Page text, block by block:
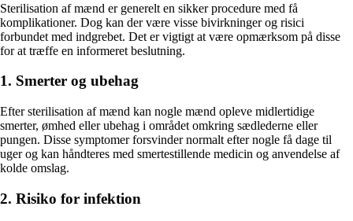
Sterilisation af mænd er generelt en sikker procedure med få
komplikationer. Dog kan der være visse bivirkninger og risici
forbundet med indgrebet. Det er vigtigt at være opmærksom på disse
for at træffe en informeret beslutning.
1. Smerter og ubehag
Efter sterilisation af mænd kan nogle mænd opleve midlertidige
smerter, ømhed eller ubehag i området omkring sædlederne eller
pungen. Disse symptomer forsvinder normalt efter nogle få dage til
uger og kan håndteres med smertestillende medicin og anvendelse af
kolde omslag.
2. Risiko for infektion